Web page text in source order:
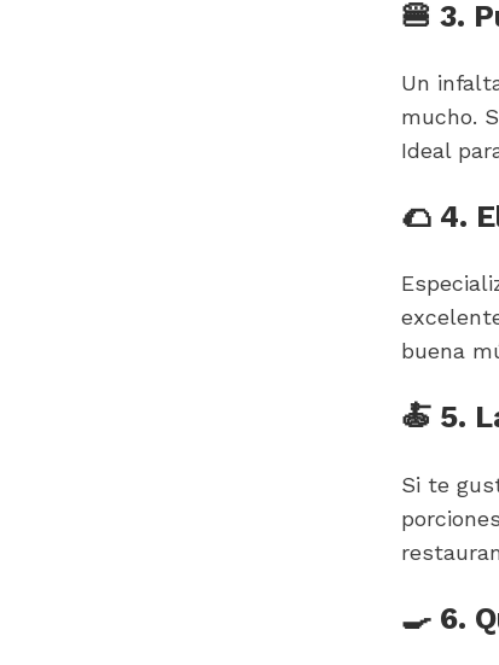
🍔 3.
Un
mucho.
Ideal
🌮 4.
buena
🍝 5.
Si te
🍳 6.